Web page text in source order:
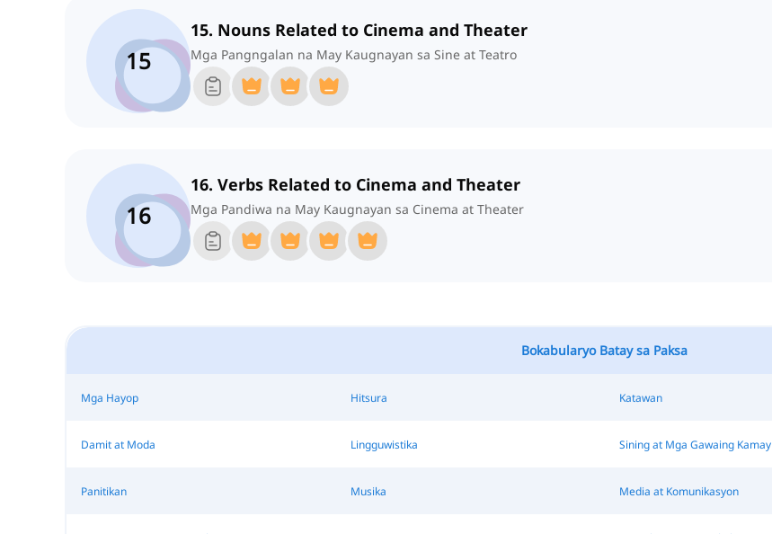
15
15. Nouns Related to Cinema and Theater
Mga Pangngalan na May Kaugnayan sa Sine at Teatro
16
16. Verbs Related to Cinema and Theater
Mga Pandiwa na May Kaugnayan sa Cinema at Theater
Bokabularyo Batay sa Paksa
Mga Hayop Hitsura Katawan
Damit at Moda Lingguwistika Sining at Mga Gawaing Kamay
Panitikan Musika Media at Komunikasyon